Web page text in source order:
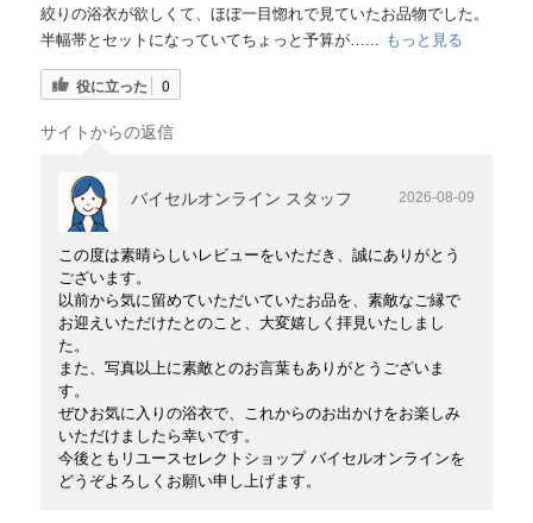
絞りの浴衣が欲しくて、ほぼ一目惚れで見ていたお品物でした。
半幅帯とセットになっていてちょっと予算が…... もっと見る
役に立った 0
サイトからの返信
バイセルオンライン スタッフ 2026-08-09
この度は素晴らしいレビューをいただき、誠にありがとう
ございます。
以前から気に留めていただいていたお品を、素敵なご縁で
お迎えいただけたとのこと、大変嬉しく拝見いたしまし
た。
また、写真以上に素敵とのお言葉もありがとうございま
す。
ぜひお気に入りの浴衣で、これからのお出かけをお楽しみ
いただけましたら幸いです。
今後ともリユースセレクトショップ バイセルオンラインを
どうぞよろしくお願い申し上げます。